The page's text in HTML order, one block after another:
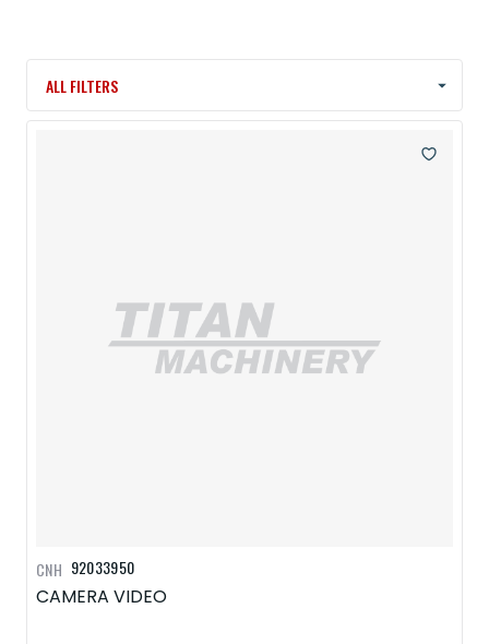
ALL FILTERS
92033950
CAMERA VIDEO
CNH